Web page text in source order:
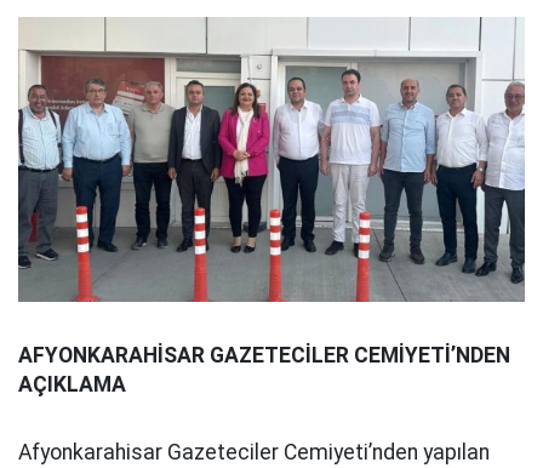
AFYONKARAHİSAR GAZETECİLER CEMİYETİ’NDEN
AÇIKLAMA
Afyonkarahisar Gazeteciler Cemiyeti’nden yapılan